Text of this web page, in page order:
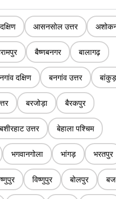
आसनसोल उत्तर
बैष्णबनगर बालागढ़
दक्षिण बनगांव उत्तर
बरजोड़ा बैरकपुर
बशीरहाट उत्तर बेहाला पश्चिम
भगवानगोला भांगड़ भरतपुर
विष्णुपुर बोलपुर